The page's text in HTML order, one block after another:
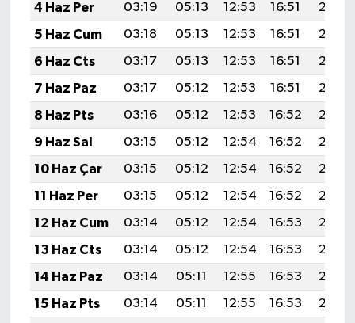
4 Haz Per
03:19 05:13 12:53 16:51
20:22
5 Haz Cum
03:18 05:13 12:53 16:51
20:23
6 Haz Cts
03:17 05:13 12:53 16:51
20:24
7 Haz Paz
03:17 05:12 12:53 16:51
20:24
8 Haz Pts
03:16 05:12 12:53 16:52
20:25
9 Haz Sal
03:15 05:12 12:54 16:52
20:25
10 Haz Çar
03:15 05:12 12:54 16:52
20:26
11 Haz Per
03:15 05:12 12:54 16:52
20:26
12 Haz Cum
03:14 05:12 12:54 16:53
20:27
13 Haz Cts
03:14 05:12 12:54 16:53
20:27
14 Haz Paz
03:14 05:11 12:55 16:53
20:28
15 Haz Pts
03:14 05:11 12:55 16:53
20:28